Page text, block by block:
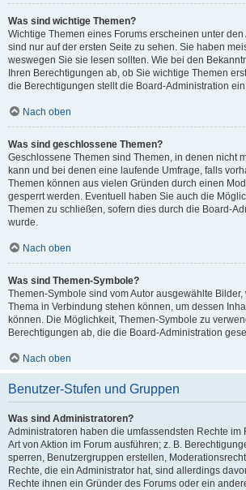
Was sind wichtige Themen?
Wichtige Themen eines Forums erscheinen unter
sind nur auf der ersten Seite zu sehen. Sie haben
weswegen Sie sie lesen sollten. Wie bei den
Ihren Berechtigungen ab, ob Sie wichtige Themen
die Berechtigungen stellt die Board-Administration
Nach oben
Was sind geschlossene Themen?
Geschlossene Themen sind Themen, in denen nicht
kann und bei denen eine laufende Umfrage, falls
Themen können aus vielen Gründen durch einen
gesperrt werden. Eventuell haben Sie auch die
Themen zu schließen, sofern dies durch die Board-
wurde.
Nach oben
Was sind Themen-Symbole?
Themen-Symbole sind vom Autor ausgewählte
Thema in Verbindung stehen können, um dessen
können. Die Möglichkeit, Themen-Symbole zu
Berechtigungen ab, die die Board-Administration
Nach oben
Benutzer-Stufen und Gruppen
Was sind Administratoren?
Administratoren haben die umfassendsten Rechte im
Art von Aktion im Forum ausführen; z. B.
sperren, Benutzergruppen erstellen,
Rechte, die ein Administrator hat, sind allerdings
Rechte ihnen ein Gründer des Forums oder ein